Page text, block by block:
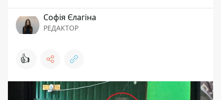
Софія Єлагіна
РЕДАКТОР
👍